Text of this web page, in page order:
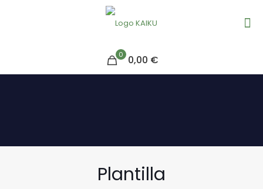
0 0,00 €
Plantilla